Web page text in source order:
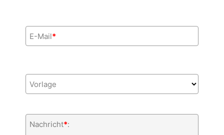
E-Mail*
Vorlage
Nachricht*: